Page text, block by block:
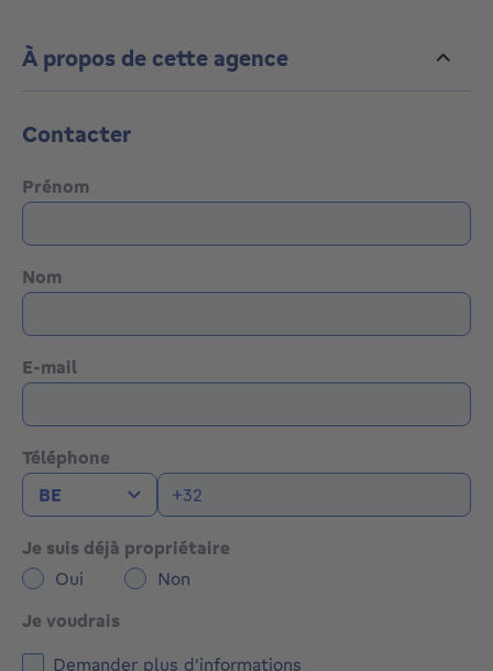
À propos de cette agence
Contacter
Prénom
Nom
E-mail
Téléphone
Je suis déjà propriétaire
Oui
Non
Je voudrais
Demander plus d'informations